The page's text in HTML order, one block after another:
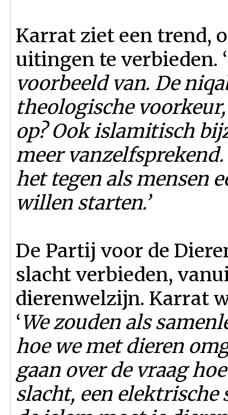
Karrat ziet een trend,
uitingen te verbieden. ‘
voorbeeld van. De
theologische
op? Ook islamitisch
meer
het tegen als mensen
willen starten.’
De Partij voor de
slacht verbieden,
dierenwelzijn. Karrat
‘We zouden als
hoe we met dieren
gaan over de vraag
slacht, een elektrische